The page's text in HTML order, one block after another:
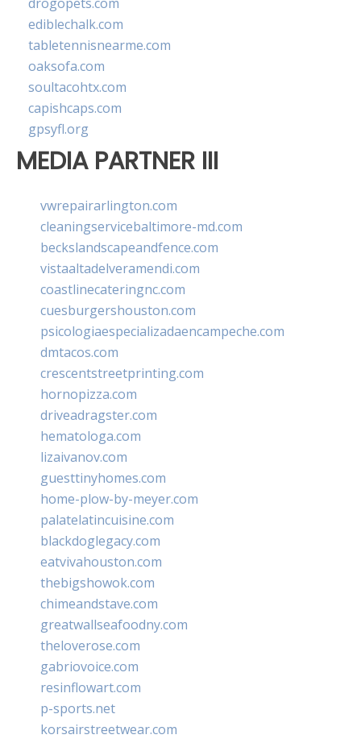
ediblechalk.com
tabletennisnearme.com
oaksofa.com
soultacohtx.com
capishcaps.com
gpsyfl.org
MEDIA PARTNER III
vwrepairarlington.com
cleaningservicebaltimore-md.com
beckslandscapeandfence.com
vistaaltadelveramendi.com
coastlinecateringnc.com
cuesburgershouston.com
psicologiaespecializadaencampeche.com
dmtacos.com
crescentstreetprinting.com
hornopizza.com
driveadragster.com
hematologa.com
lizaivanov.com
guesttinyhomes.com
home-plow-by-meyer.com
palatelatincuisine.com
blackdoglegacy.com
eatvivahouston.com
thebigshowok.com
chimeandstave.com
greatwallseafoodny.com
theloverose.com
gabriovoice.com
resinflowart.com
p-sports.net
korsairstreetwear.com